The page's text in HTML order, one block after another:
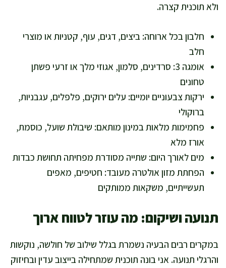
ולא תוכנית קצרה.
חלבון בכל ארוחה: ביצים, דגים, עוף, קטניות או מוצרי
חלב
אומגה 3: סרדינים, סלמון, אגוזי מלך או זרעי פשתן
טחונים
ירקות צבעוניים יומיים: עלים ירוקים, פלפלים, עגבניות,
ברוקולי
פחמימות מלאות במינון מותאם: שיבולת שועל, כוסמת,
אורז מלא
מים לאורך היום: שתייה מסודרת מפחיתה תחושת כבדות
הפחתת מזון אולטרה מעובד: חטיפים, מאפים
תעשייתיים, משקאות ממותקים
תנועה ושיקום: מה עוזר לטווח ארוך
במקרים רבים הבעיה נשמרת בגלל שילוב של חולשה, נוקשות
והרגלי תנועה. אני בונה תוכנית שמתחילה בייצוב עדין ובחיזוק